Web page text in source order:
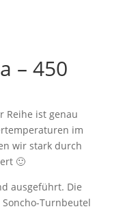
– 450
Reihe ist genau
im
wir stark durch
🙂
ausgeführt. Die
Turnbeutel